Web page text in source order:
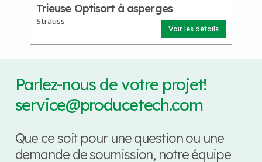
Trieuse Optisort à asperges
Strauss
Voir les détails
Parlez-nous de votre projet!
service@producetech.com
Que ce soit pour une question ou une
demande de soumission, notre équipe